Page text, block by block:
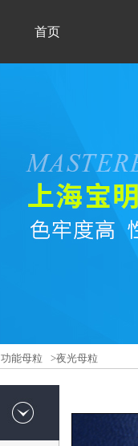
首页
功能母粒 >夜光母粒